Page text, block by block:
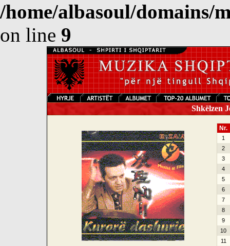
/home/albasoul/domains/
on line 9
Shkëlzen
Nr.
1
2
3
4
5
6
7
8
9
10
11